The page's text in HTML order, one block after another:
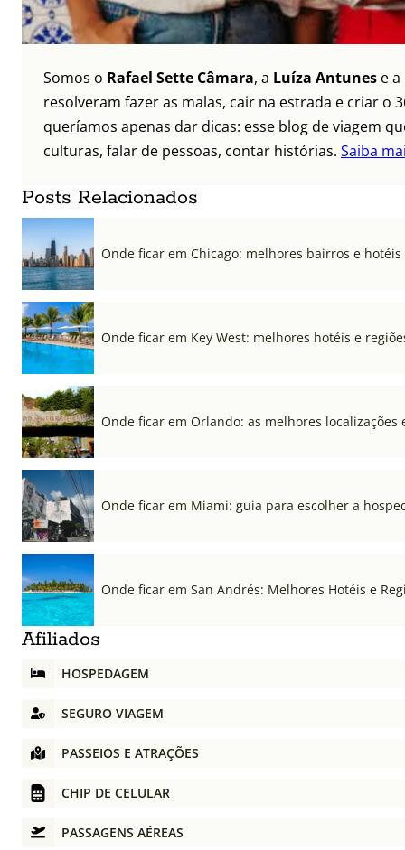
Somos o Rafael Sette Câmara, a Luíza Antunes e a
resolveram fazer as malas, cair na estrada e criar o
queríamos apenas dar dicas: esse blog de viagem
culturas, falar de pessoas, contar histórias. Saiba
Posts Relacionados
Onde ficar em Chicago: melhores bairros e
Onde ficar em Key West: melhores hotéis e
Onde ficar em Orlando: as melhores localizações
Onde ficar em Miami: guia para escolher a
Onde ficar em San Andrés: Melhores Hotéis e
Afiliados
HOSPEDAGEM
SEGURO VIAGEM
PASSEIOS E ATRAÇÕES
CHIP DE CELULAR
PASSAGENS AÉREAS